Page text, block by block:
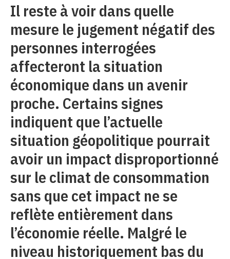
Il reste à voir dans quelle
mesure le jugement négatif des
personnes interrogées
affecteront la situation
économique dans un avenir
proche. Certains signes
indiquent que l’actuelle
situation géopolitique pourrait
avoir un impact disproportionné
sur le climat de consommation
sans que cet impact ne se
reflète entièrement dans
l’économie réelle. Malgré le
niveau historiquement bas du